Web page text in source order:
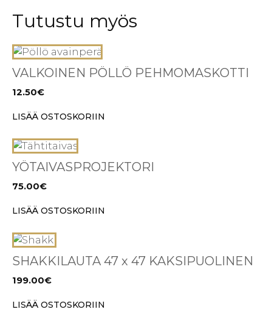
Tutustu myös
VALKOINEN PÖLLÖ PEHMOMASKOTTI
12.50€
LISÄÄ OSTOSKORIIN
YÖTAIVASPROJEKTORI
75.00€
LISÄÄ OSTOSKORIIN
SHAKKILAUTA 47 x 47 KAKSIPUOLINEN
199.00€
LISÄÄ OSTOSKORIIN